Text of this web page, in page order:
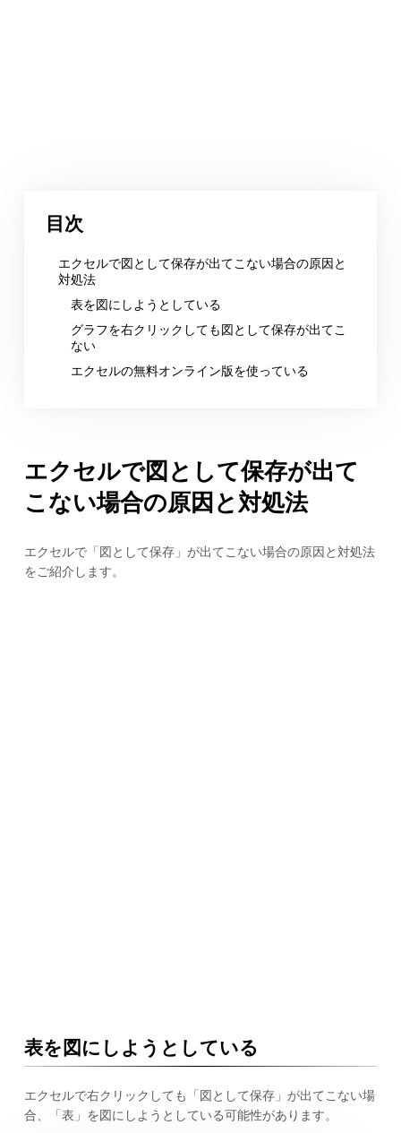
目次
エクセルで図として保存が出てこない場合の原因と
対処法
表を図にしようとしている
グラフを右クリックしても図として保存が出てこ
ない
エクセルの無料オンライン版を使っている
エクセルで図として保存が出て
こない場合の原因と対処法
エクセルで「図として保存」が出てこない場合の原因と対処法
をご紹介します。
表を図にしようとしている
エクセルで右クリックしても「図として保存」が出てこない場
合、「表」を図にしようとしている可能性があります。